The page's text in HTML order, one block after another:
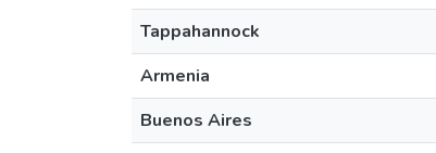
Tappahannock
Armenia
Buenos Aires